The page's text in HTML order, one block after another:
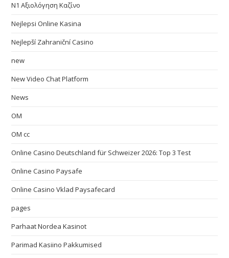
N1 Αξιολόγηση Καζίνο
Nejlepsi Online Kasina
Nejlepší Zahraniční Casino
new
New Video Chat Platform
News
OM
OM cc
Online Casino Deutschland für Schweizer 2026: Top 3 Test
Online Casino Paysafe
Online Casino Vklad Paysafecard
pages
Parhaat Nordea Kasinot
Parimad Kasiino Pakkumised